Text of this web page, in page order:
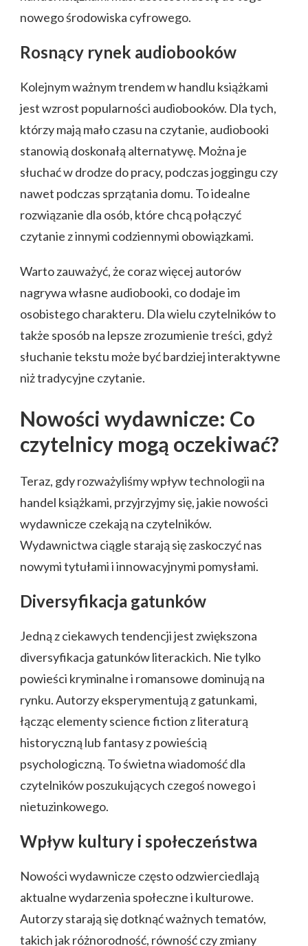
nowego środowiska cyfrowego.
Rosnący rynek audiobooków
Kolejnym ważnym trendem w handlu książkami
jest wzrost popularności audiobooków. Dla tych,
którzy mają mało czasu na czytanie, audiobooki
stanowią doskonałą alternatywę. Można je
słuchać w drodze do pracy, podczas joggingu czy
nawet podczas sprzątania domu. To idealne
rozwiązanie dla osób, które chcą połączyć
czytanie z innymi codziennymi obowiązkami.
Warto zauważyć, że coraz więcej autorów
nagrywa własne audiobooki, co dodaje im
osobistego charakteru. Dla wielu czytelników to
także sposób na lepsze zrozumienie treści, gdyż
słuchanie tekstu może być bardziej interaktywne
niż tradycyjne czytanie.
Nowości wydawnicze: Co
czytelnicy mogą oczekiwać?
Teraz, gdy rozważyliśmy wpływ technologii na
handel książkami, przyjrzyjmy się, jakie nowości
wydawnicze czekają na czytelników.
Wydawnictwa ciągle starają się zaskoczyć nas
nowymi tytułami i innowacyjnymi pomysłami.
Diversyfikacja gatunków
Jedną z ciekawych tendencji jest zwiększona
diversyfikacja gatunków literackich. Nie tylko
powieści kryminalne i romansowe dominują na
rynku. Autorzy eksperymentują z gatunkami,
łącząc elementy science fiction z literaturą
historyczną lub fantasy z powieścią
psychologiczną. To świetna wiadomość dla
czytelników poszukujących czegoś nowego i
nietuzinkowego.
Wpływ kultury i społeczeństwa
Nowości wydawnicze często odzwierciedlają
aktualne wydarzenia społeczne i kulturowe.
Autorzy starają się dotknąć ważnych tematów,
takich jak różnorodność, równość czy zmiany